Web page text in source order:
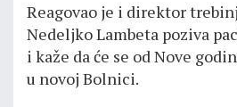
Reagovao je i direktor
Nedeljko Lambeta poziva
i kaže da će se od Nove
u novoj Bolnici.